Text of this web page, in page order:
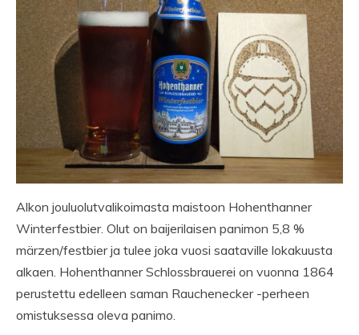
Alkon jouluolutvalikoimasta maistoon Hohenthanner
Winterfestbier. Olut on baijerilaisen panimon 5,8 %
märzen/festbier ja tulee joka vuosi saataville lokakuusta
alkaen. Hohenthanner Schlossbrauerei on vuonna 1864
perustettu edelleen saman Rauchenecker -perheen
omistuksessa oleva panimo.